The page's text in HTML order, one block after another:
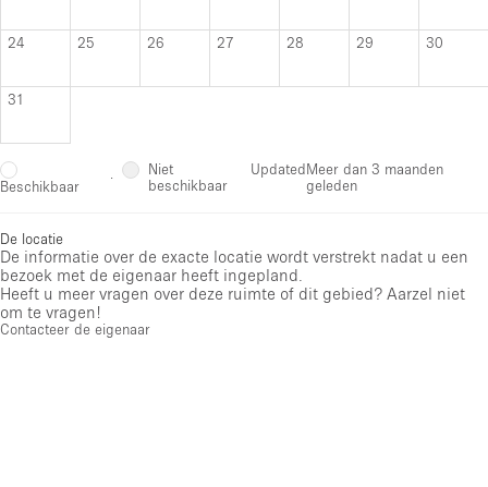
24 25 26 27 28 29 30
31
Beschikbaar ·
Niet
beschikbaar
UpdatedMeer dan 3 maanden
geleden
De locatie
De informatie over de exacte locatie wordt verstrekt nadat u een
bezoek met de eigenaar heeft ingepland.
Heeft u meer vragen over deze ruimte of dit gebied? Aarzel niet
om te vragen!
Contacteer de eigenaar